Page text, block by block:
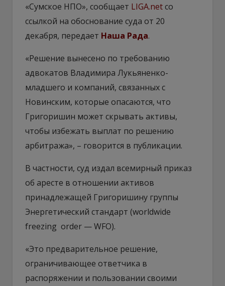
«Сумское НПО», сообщает LIGA.netсо
ссылкой на обоснование суда от 20
декабря, передает Наша Рада.
«Решение вынесено по требованию
адвокатов Владимира Лукьяненко-
младшего и компаний, связанных с
Новинским, которые опасаются, что
Григоришин может скрывать активы,
чтобы избежать выплат по решению
арбитража», – говорится в публикации.
В частности, суд издал всемирный приказ
об аресте в отношении активов
принадлежащей Григоришину группы
Энергетический стандарт (worldwide
freezing ­ order — WFO).
«Это предварительное решение,
ограничивающее ответчика в
распоряжении и пользовании своими